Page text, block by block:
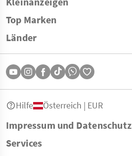
Top Marken
Länder
Impressum und Datenschutz
Services
Hilfe Österreich | EUR